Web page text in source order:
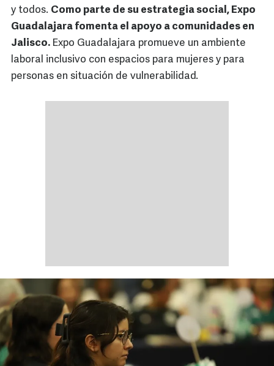
y todos. Como parte de su estrategia social, Expo
Guadalajara fomenta el apoyo a comunidades en
Jalisco. Expo Guadalajara promueve un ambiente
laboral inclusivo con espacios para mujeres y para
personas en situación de vulnerabilidad.